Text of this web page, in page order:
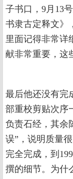
子书口，9月13
书隶古定释文》
里面记得非常详
献非常重要，这
最后他还没有完
部重校剪贴次序
负责石经，其余
误”，说明质量
完全完成，到
撰的细节。为什